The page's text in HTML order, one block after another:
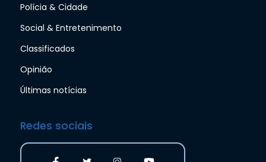
Polícia & Cidade
Social & Entretenimento
Classificados
Opinião
Últimas notícias
Redes sociais